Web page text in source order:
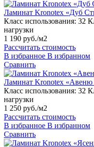
Ламинат Kronotex «Дуб
Класс использования: 32
нагрузки
1 190 руб./м2
Рассчитать стоимость
В избранное В избранном
Сравнить
Ламинат Kronotex «Авеню
Класс использования: 32
нагрузки
1 250 руб./м2
Рассчитать стоимость
В избранное В избранном
Сравнить